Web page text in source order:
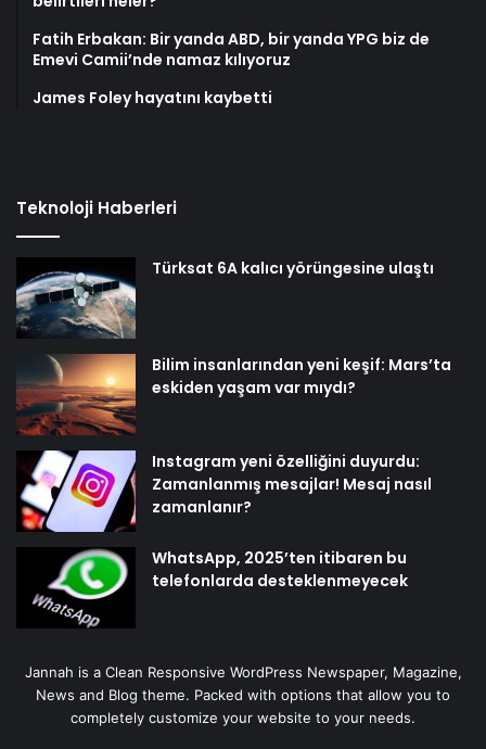
Fatih Erbakan: Bir yanda ABD, bir yanda YPG biz de
Emevi Camii’nde namaz kılıyoruz
James Foley hayatını kaybetti
Teknoloji Haberleri
Türksat 6A kalıcı yörüngesine ulaştı
Bilim insanlarından yeni keşif: Mars’ta
eskiden yaşam var mıydı?
Instagram yeni özelliğini duyurdu:
Zamanlanmış mesajlar! Mesaj nasıl
zamanlanır?
WhatsApp, 2025’ten itibaren bu
telefonlarda desteklenmeyecek
Jannah is a Clean Responsive WordPress Newspaper, Magazine,
News and Blog theme. Packed with options that allow you to
completely customize your website to your needs.